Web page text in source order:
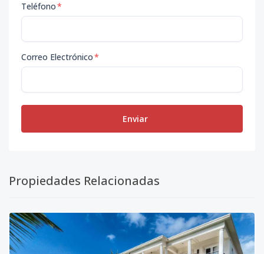
Teléfono*
Correo Electrónico*
Enviar
Propiedades Relacionadas